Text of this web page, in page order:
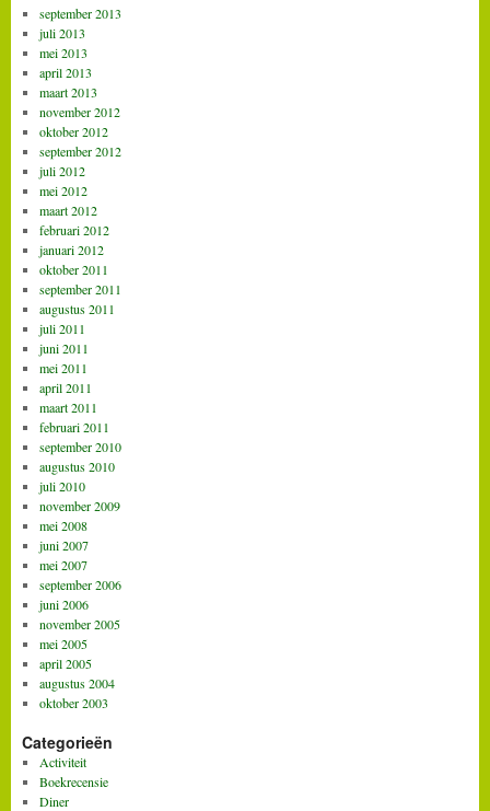
september 2013
juli 2013
mei 2013
april 2013
maart 2013
november 2012
oktober 2012
september 2012
juli 2012
mei 2012
maart 2012
februari 2012
januari 2012
oktober 2011
september 2011
augustus 2011
juli 2011
juni 2011
mei 2011
april 2011
maart 2011
februari 2011
september 2010
augustus 2010
juli 2010
november 2009
mei 2008
juni 2007
mei 2007
september 2006
juni 2006
november 2005
mei 2005
april 2005
augustus 2004
oktober 2003
Categorieën
Activiteit
Boekrecensie
Diner